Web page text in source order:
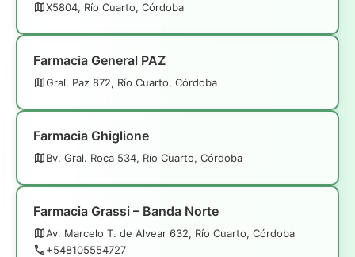
X5804, Río Cuarto, Córdoba
Farmacia General PAZ
Gral. Paz 872, Río Cuarto, Córdoba
Farmacia Ghiglione
Bv. Gral. Roca 534, Río Cuarto, Córdoba
Farmacia Grassi – Banda Norte
Av. Marcelo T. de Alvear 632, Río Cuarto, Córdoba
+548105554727